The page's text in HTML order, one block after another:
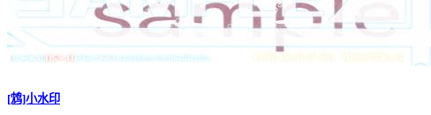
[鸩]小水印